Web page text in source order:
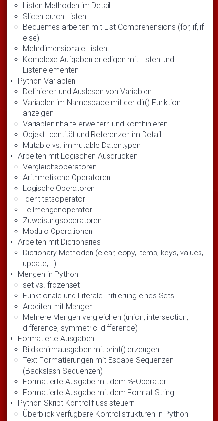
Listen Methoden im Detail
Slicen durch Listen
Bequemes arbeiten mit List Comprehensions (for, if, if-
else)
Mehrdimensionale Listen
Komplexe Aufgaben erledigen mit Listen und
Listenelementen
Python Variablen
Definieren und Auslesen von Variablen
Variablen im Namespace mit der dir() Funktion
anzeigen
Variableninhalte erweitern und kombinieren
Objekt Identität und Referenzen im Detail
Mutable vs. immutable Datentypen
Arbeiten mit Logischen Ausdrücken
Vergleichsoperatoren
Arithmetische Operatoren
Logische Operatoren
Identitätsoperator
Teilmengenoperator
Zuweisungsoperatoren
Modulo Operationen
Arbeiten mit Dictionaries
Dictionary Methoden (clear, copy, items, keys, values,
update,...)
Mengen in Python
set vs. frozenset
Funktionale und Literale Initiierung eines Sets
Arbeiten mit Mengen
Mehrere Mengen vergleichen (union, intersection,
difference, symmetric_difference)
Formatierte Ausgaben
Bildschirmausgaben mit print() erzeugen
Text Formatierungen mit Escape Sequenzen
(Backslash Sequenzen)
Formatierte Ausgabe mit dem %-Operator
Formatierte Ausgabe mit dem Format String
Python Skript Kontrollfluss steuern
Überblick verfügbare Kontrollstrukturen in Python